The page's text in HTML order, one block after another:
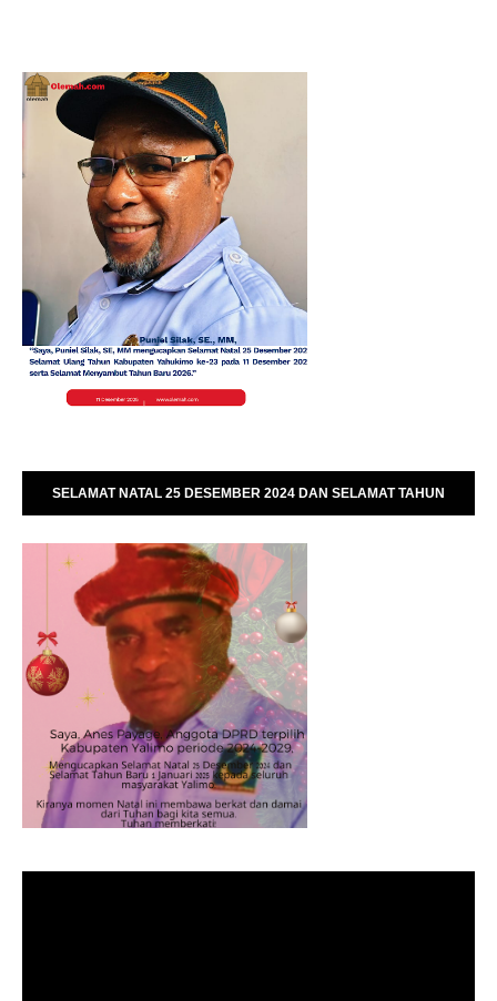
SELAMAT NATAL 25 DESEMBER 2024 DAN SELAMAT TAHUN